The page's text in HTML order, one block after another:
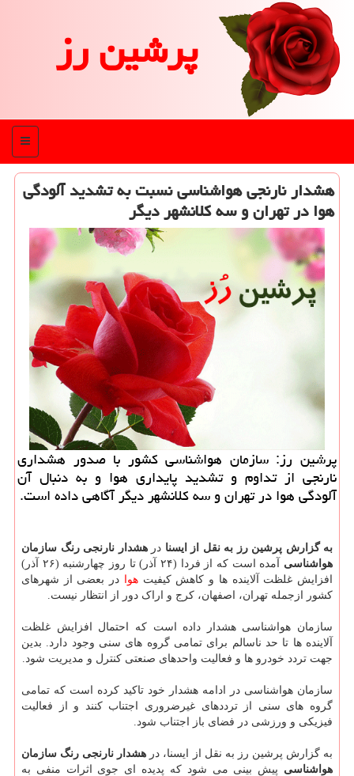
پرشین رز
منو
هشدار نارنجی هواشناسی نسبت به تشدید آلودگی
هوا در تهران و سه كلانشهر دیگر
پرشین رز: سازمان هواشناسی کشور با صدور هشداری
نارنجی از تداوم و تشدید پایداری هوا و به دنبال آن
آلودگی هوا در تهران و سه کلانشهر دیگر آگاهی داده است.
به گزارش پرشین رز به نقل از ایسنا درهشدار نارنجی رنگ سازمان
هواشناسی
آمده است که از فردا (۲۴ آذر) تا روز چهارشنبه (۲۶ آذر)
افزایش غلظت آلاینده ها و کاهش کیفیتهوا در بعضی از شهرهای
کشور ازجمله تهران، اصفهان، کرج و اراک دور از انتظار نیست.
سازمان هواشناسی هشدار داده است که احتمال افزایش غلظت
آلاینده ها تا حد ناسالم برای تمامی گروه های سنی وجود دارد. بدین
جهت تردد خودرو ها و فعالیت واحدهای صنعتی کنترل و مدیریت شود.
سازمان هواشناسی در ادامه هشدار خود تاکید کرده است که تمامی
گروه های سنی از ترددهای غیرضروری اجتناب کنند و از فعالیت
فیزیکی و ورزشی در فضای باز اجتناب شود.
به گزارش پرشین رز به نقل از ایسنا، در هشدار نارنجی رنگ سازمان
هواشناسی پیش بینی می شود که پدیده ای جوی اثرات منفی به